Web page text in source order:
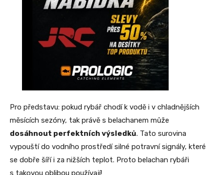
Pro představu: pokud rybář chodí k vodě i v chladnějších
měsících sezóny, tak právě s belachanem může
dosáhnout perfektních výsledků. Tato surovina
vypouští do vodního prostředí silné potravní signály, které
se dobře šíří i za nižších teplot. Proto belachan rybáři
s takovou oblibou používají!